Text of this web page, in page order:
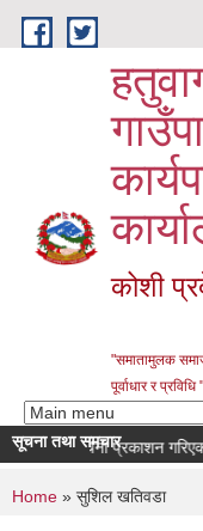
Skip to main content
कोशी
"समातामुलक
पूर्वाधार र प्रविधि "
सूचना तथा समचार
सूचना प्रकाशन गरिएको
You are here
Home » सुशिल खतिवडा